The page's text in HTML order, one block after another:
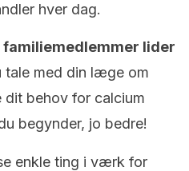
hver dag.
familiemedlemmer lider
tale med din læge om
behov for calcium
begynder, jo bedre!
enkle ting i værk for